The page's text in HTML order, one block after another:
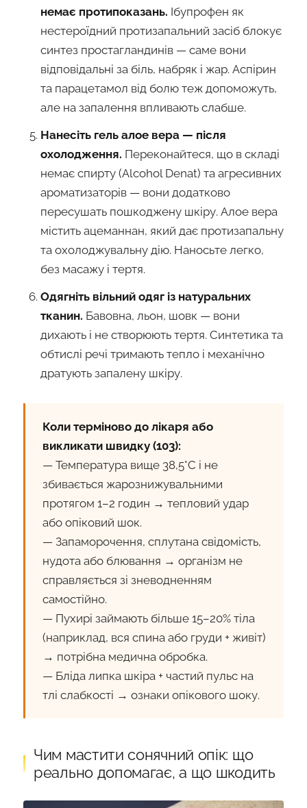
немає протипоказань. Ібупрофен як
нестероїдний протизапальний засіб блокує
синтез простагландинів — саме вони
відповідальні за біль, набряк і жар. Аспірин
та парацетамол від болю теж допоможуть,
але на запалення впливають слабше.
Нанесіть гель алое вера — після
охолодження. Переконайтеся, що в складі
немає спирту (Alcohol Denat) та агресивних
ароматизаторів — вони додатково
пересушать пошкоджену шкіру. Алое вера
містить ацеманнан, який дає протизапальну
та охолоджувальну дію. Наносьте легко,
без масажу і тертя.
Одягніть вільний одяг із натуральних
тканин. Бавовна, льон, шовк — вони
дихають і не створюють тертя. Синтетика та
обтислі речі тримають тепло і механічно
дратують запалену шкіру.
Коли терміново до лікаря або
викликати швидку (103):
— Температура вище 38,5°C і не
збивається жарознижувальними
протягом 1–2 годин → тепловий удар
або опіковий шок.
— Запаморочення, сплутана свідомість,
нудота або блювання → організм не
справляється зі зневодненням
самостійно.
— Пухирі займають більше 15–20% тіла
(наприклад, вся спина або груди + живіт)
→ потрібна медична обробка.
— Бліда липка шкіра + частий пульс на
тлі слабкості → ознаки опікового шоку.
Чим мастити сонячний опік: що
реально допомагає, а що шкодить